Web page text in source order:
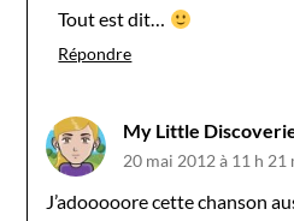
Tout est dit…
Répondre
My Little
20 mai 2012 à 11 h 21
J’adooooore cette chanson